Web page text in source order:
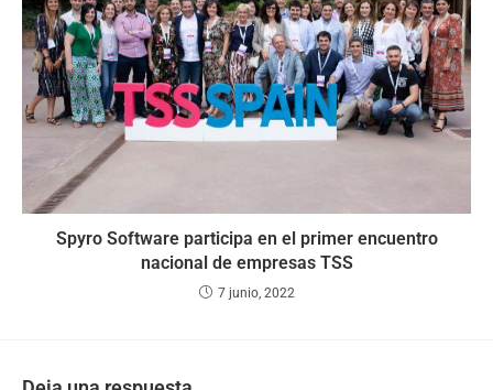
Spyro Software participa en el primer encuentro
nacional de empresas TSS
7 junio, 2022